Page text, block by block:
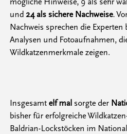
und 24 als sichere Nachweise.
Nachweis sprechen die Experten
Analysen und Fotoaufnahmen,
Wildkatzenmerkmale zeigen.
Insgesamtelf mal sorgte der
bisher für erfolgreiche
Baldrian-Lockstöcken im